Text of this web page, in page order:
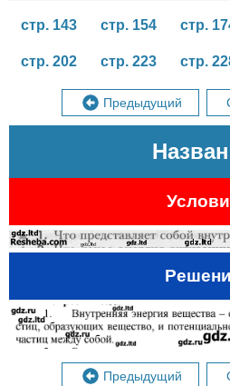
стр. 143 стр. 154 стр.
стр. 202 стр. 223 стр.
Предыдущий
Предыдущий